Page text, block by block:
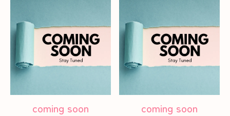
coming soon coming soon